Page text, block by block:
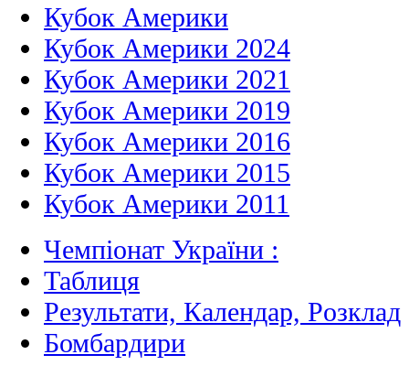
Кубок Америки
Кубок Америки 2024
Кубок Америки 2021
Кубок Америки 2019
Кубок Америки 2016
Кубок Америки 2015
Кубок Америки 2011
Чемпіонат України :
Таблиця
Результати, Календар, Poзклад
Бомбардири